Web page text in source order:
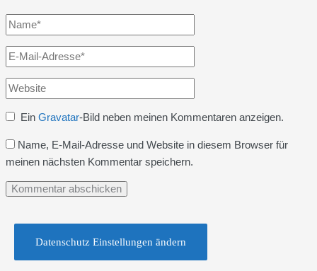
Name*
E-
Mail-
Adresse*
Website
Ein Gravatar-Bild neben meinen Kommentaren anzeigen.
Name, E-Mail-Adresse und Website in diesem Browser für
meinen nächsten Kommentar speichern.
Datenschutz Einstellungen ändern